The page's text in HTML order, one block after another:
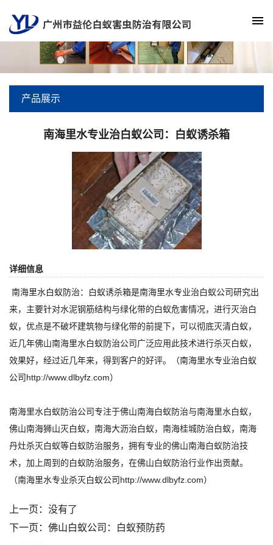
产品展示
南海里水专业治白蚁公司：白蚁诱杀箱
详细信息
南海里水白蚁防治：白蚁诱杀箱是南海里水专业治白蚁公司研究出
来，主要针对水泥钢筋结构与绿化带的白蚁危害情况，进行灭治白
蚁，优点是不破坏建筑物与绿化带的前提下，可以彻底灭清白蚁，
近几年佛山南海里水白蚁防治公司广泛应用此技术进行杀灭白蚁，
效果好，经过近几年来，得到客户的好评。（南海里水专业治白蚁
公司http://www.dlbyfz.com）
南海里水白蚁防治公司专注于佛山南海白蚁防治与南海里水白蚁，
佛山南海狮山灭白蚁，南海大沥治白蚁，南海桂城防治白蚁，南海
丹灶杀灭白蚁等白蚁防治服务，拥有专业的佛山南海白蚁防治技
术，加上周到的白蚁防治服务，在佛山白蚁防治行业作出贡献。
（南海里水专业杀灭白蚁公司http://www.dlbyfz.com）
上一页：没有了
下一页： 佛山白蚁公司：白蚁预防药